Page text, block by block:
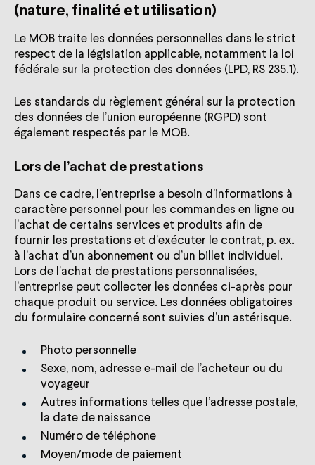
(nature, finalité et utilisation)
Le MOB traite les données personnelles dans le strict
respect de la législation applicable, notamment la loi
fédérale sur la protection des données (LPD, RS 235.1).
Les standards du règlement général sur la protection
des données de l’union européenne (RGPD) sont
également respectés par le MOB.
Lors de l’achat de prestations
Dans ce cadre, l’entreprise a besoin d’informations à
caractère personnel pour les commandes en ligne ou
l’achat de certains services et produits afin de
fournir les prestations et d’exécuter le contrat, p. ex.
à l’achat d’un abonnement ou d’un billet individuel.
Lors de l’achat de prestations personnalisées,
l’entreprise peut collecter les données ci-après pour
chaque produit ou service. Les données obligatoires
du formulaire concerné sont suivies d’un astérisque.
Photo personnelle
Sexe, nom, adresse e-mail de l’acheteur ou du
voyageur
Autres informations telles que l’adresse postale,
la date de naissance
Numéro de téléphone
Moyen/mode de paiement